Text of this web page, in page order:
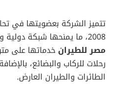
تتميز الشركة بعضويتها في
2008، ما يمنحها شبكة دولية واسعة من الشركاء. تقدم
مصر للطيران خدماتها على
رحلات للركاب والبضائع،
الطائرات والطيران العارض.